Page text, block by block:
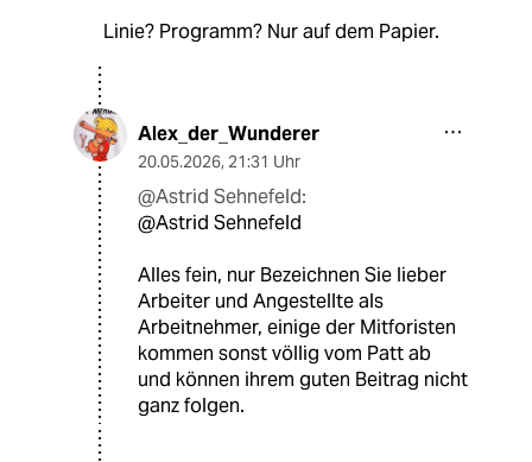
Linie? Programm? Nur auf dem Papier.
Alex_der_Wunderer
20.05.2026, 21:31 Uhr
@Astrid Sehnefeld:
@Astrid Sehnefeld
Alles fein, nur Bezeichnen Sie lieber
Arbeiter und Angestellte als
Arbeitnehmer, einige der Mitforisten
kommen sonst völlig vom Patt ab
und können ihrem guten Beitrag nicht
ganz folgen.